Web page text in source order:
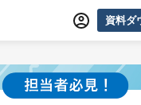
資料ダ
サービス一覧